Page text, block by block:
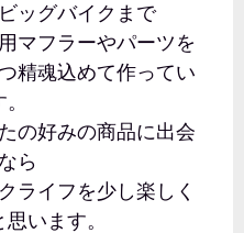
ッグバイクまで
マフラーやパーツを
精魂込めて作ってい
の好みの商品に出会
ら
ライフを少し楽しく
います。